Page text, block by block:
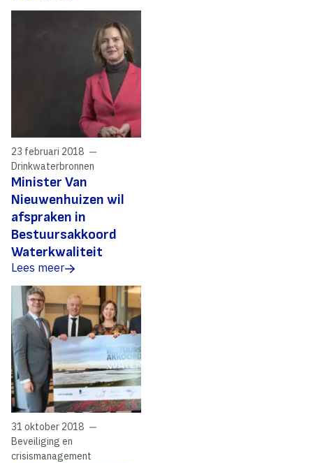
Minister Van
Nieuwenhuizen wil
afspraken in
Bestuursakkoord
Waterkwaliteit
23 februari 2018
Drinkwaterbronnen
Lees meer
31 oktober 2018
Beveiliging en
crisismanagement